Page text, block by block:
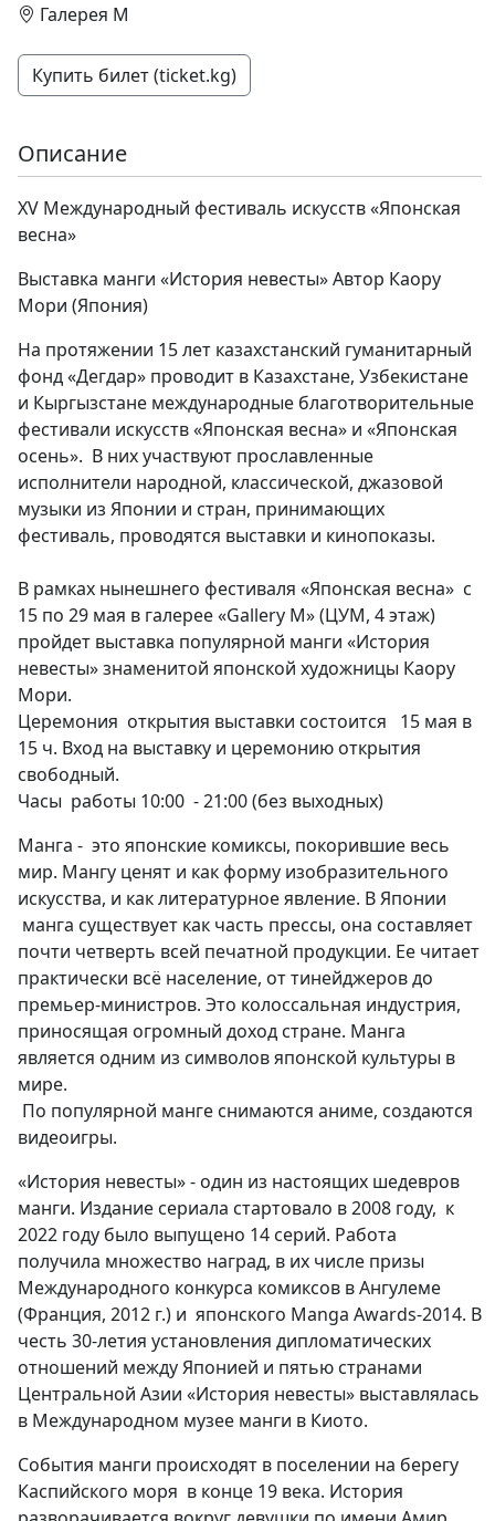
Галерея М
Купить билет (ticket.kg)
Описание
XV Международный фестиваль искусств «Японская
весна»
Выставка манги «История невесты» Автор Каору
Мори (Япония)
На протяжении 15 лет казахстанский гуманитарный
фонд «Дегдар» проводит в Казахстане, Узбекистане
и Кыргызстане международные благотворительные
фестивали искусств «Японская весна» и «Японская
осень». В них участвуют прославленные
исполнители народной, классической, джазовой
музыки из Японии и стран, принимающих
фестиваль, проводятся выставки и кинопоказы.
В рамках нынешнего фестиваля «Японская весна» с
15 по 29 мая в галерее «Gallery М» (ЦУМ, 4 этаж)
пройдет выставка популярной манги «История
невесты» знаменитой японской художницы Каору
Мори.
Церемония открытия выставки состоится 15 мая в
15 ч. Вход на выставку и церемонию открытия
свободный.
Часы работы 10:00 - 21:00 (без выходных)
Манга - это японские комиксы, покорившие весь
мир. Мангу ценят и как форму изобразительного
искусства, и как литературное явление. В Японии
манга существует как часть прессы, она составляет
почти четверть всей печатной продукции. Ее читает
практически всё население, от тинейджеров до
премьер-министров. Это колоссальная индустрия,
приносящая огромный доход стране. Манга
является одним из символов японской культуры в
мире.
По популярной манге снимаются аниме, создаются
видеоигры.
«История невесты» - один из настоящих шедевров
манги. Издание сериала стартовало в 2008 году, к
2022 году было выпущено 14 серий. Работа
получила множество наград, в их числе призы
Международного конкурса комиксов в Ангулеме
(Франция, 2012 г.) и японского Manga Awards-2014. В
честь 30-летия установления дипломатических
отношений между Японией и пятью странами
Центральной Азии «История невесты» выставлялась
в Международном музее манги в Киото.
События манги происходят в поселении на берегу
Каспийского моря в конце 19 века. История